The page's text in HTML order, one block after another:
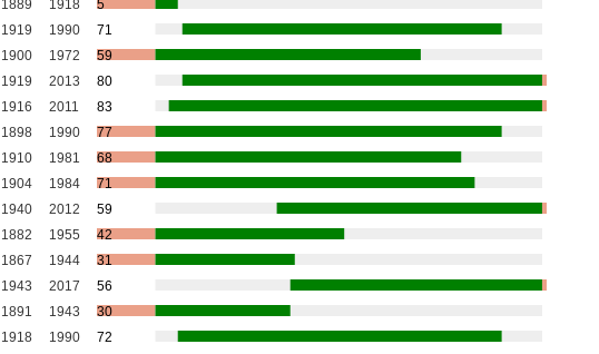
1889 1918
5
1919 1990
71
1900 1972
59
1919 2013
80
1916 2011
83
1898 1990
77
1910 1981
68
1904 1984
71
1940 2012
59
1882 1955
42
1867 1944
31
1943 2017
56
1891 1943
30
1918 1990
72